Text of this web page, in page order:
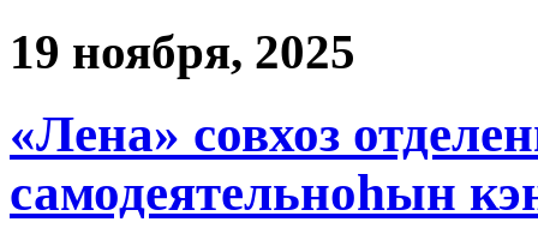
19 ноября, 2025
«Лена» совхоз
самодеятельноһын